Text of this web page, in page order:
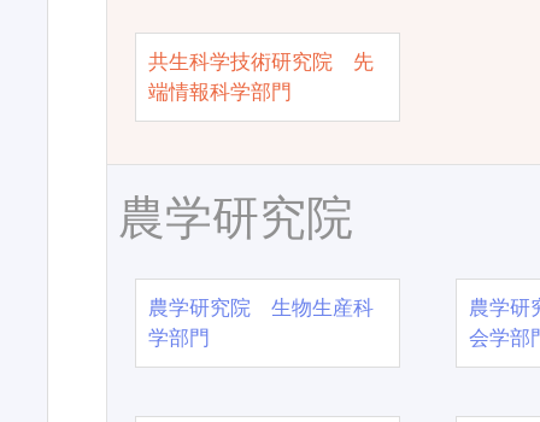
共生科学技術研究院 先
端情報科学部門
農学研究院
農学研究院 生物生産科
学部門
農学
会学部